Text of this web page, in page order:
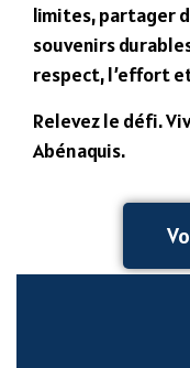
limites, partager
souvenirs
respect, l’effort
Relevez le défi.
Abénaquis.